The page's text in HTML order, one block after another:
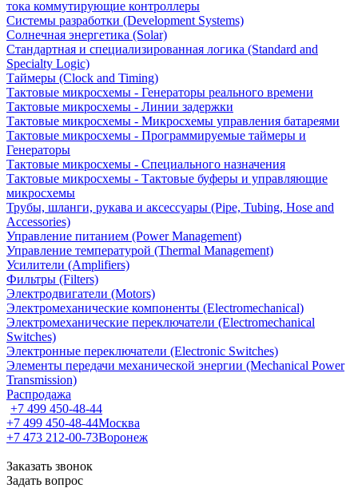
тока коммутирующие контроллеры
Системы разработки (Development Systems)
Солнечная энергетика (Solar)
Стандартная и специализированная логика (Standard and
Specialty Logic)
Таймеры (Clock and Timing)
Тактовые микросхемы - Генераторы реального времени
Тактовые микросхемы - Линии задержки
Тактовые микросхемы - Микросхемы управления батареями
Тактовые микросхемы - Программируемые таймеры и
Генераторы
Тактовые микросхемы - Специального назначения
Тактовые микросхемы - Тактовые буферы и управляющие
микросхемы
Трубы, шланги, рукава и аксессуары (Pipe, Tubing, Hose and
Accessories)
Управление питанием (Power Management)
Управление температурой (Thermal Management)
Усилители (Amplifiers)
Фильтры (Filters)
Электродвигатели (Motors)
Электромеханические компоненты (Electromechanical)
Электромеханические переключатели (Electromechanical
Switches)
Электронные переключатели (Electronic Switches)
Элементы передачи механической энергии (Mechanical Power
Transmission)
Распродажа
+7 499 450-48-44
+7 499 450-48-44Москва
+7 473 212-00-73Воронеж
Заказать звонок
Задать вопрос